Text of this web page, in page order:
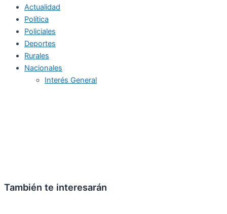
Actualidad
Política
Policiales
Deportes
Rurales
Nacionales
Interés General
También te interesarán